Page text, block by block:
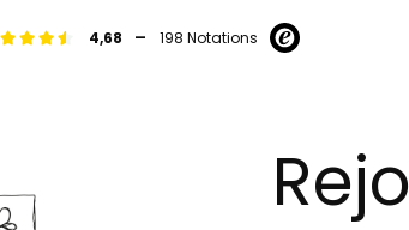
4,68 - 198 Notations